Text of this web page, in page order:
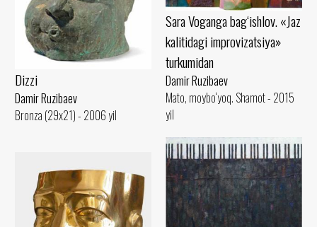
Sara Voganga bag‘ishlov. «Jaz
kalitidagi improvizatsiya»
turkumidan
Damir Ruzibaev
Mato, moybo‘yoq. Shamot - 2015
yil
Dizzi
Damir Ruzibaev
Bronza (29x21) - 2006 yil